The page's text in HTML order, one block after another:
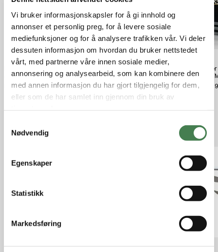
Vi bruker informasjonskapsler for å gi innhold og
annonser et personlig preg, for å levere sosiale
mediefunksjoner og for å analysere trafikken vår. Vi deler
dessuten informasjon om hvordan du bruker nettstedet
vårt, med partnerne våre innen sosiale medier,
annonsering og analysearbeid, som kan kombinere den
med annen informasjon du har gjort tilgjengelig for dem,
eller som de har samlet inn gjennom din bruk av
Nødvendig
Egenskaper
Statistikk
Markedsføring
#100110
kr 199,00
kr 239,00
124
kr
Relaterte produkter